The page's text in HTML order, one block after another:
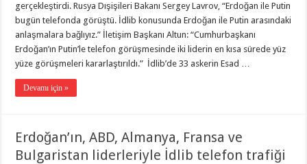
gerçekleştirdi. Rusya Dışişileri Bakanı Sergey Lavrov, “Erdoğan ile Putin
bugün telefonda görüştü. İdlib konusunda Erdoğan ile Putin arasındaki
anlaşmalara bağlıyız.” İletişim Başkanı Altun: “Cumhurbaşkanı
Erdoğan’ın Putin’le telefon görüşmesinde iki liderin en kısa sürede yüz
yüze görüşmeleri kararlaştırıldı.” İdlib’de 33 askerin Esad …
Devamı için »
Erdoğan’ın, ABD, Almanya, Fransa ve
Bulgaristan liderleriyle İdlib telefon trafiği